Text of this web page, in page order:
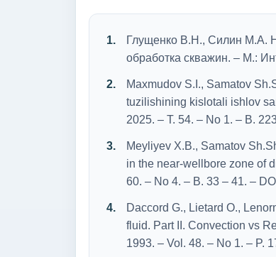
Глущенко В.Н., Силин М.А.
обработка скважин. – М.:
Maxmudov S.I., Samatov
tuzilishining kislotali ishlov
2025. – T. 54. – No 1. – B.
Meyliyev X.B., Samatov
in the near-wellbore zone of
60. – No 4. – B. 33 – 41. –
Daccord G., Lietard O.,
fluid. Part II. Convection vs
1993. – Vol. 48. – No 1. – P.